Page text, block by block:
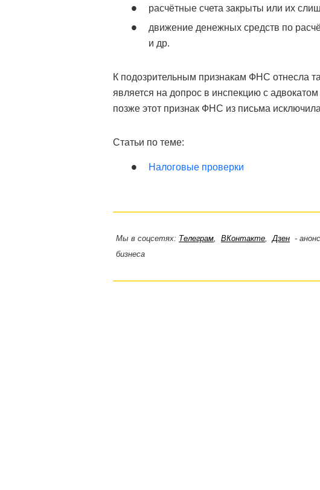
расчётные счета закрыты или их
движение денежных средств по
и др.
К подозрительным признакам ФНС отнесла
является на допрос в инспекцию с
позже этот признак ФНС из письма
Статьи по теме:
Налоговые проверки
Мы в соцсетях: Телеграм, ВКонтакте,Дзен -
бизнеса